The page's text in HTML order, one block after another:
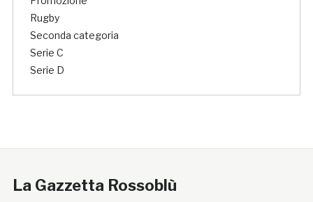
Rugby
Seconda categoria
Serie C
Serie D
La Gazzetta Rossoblù